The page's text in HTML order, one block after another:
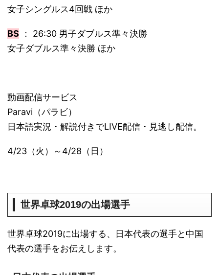
女子シングルス4回戦 ほか
BS ： 26:30 男子ダブルス準々決勝
女子ダブルス準々決勝 ほか
動画配信サービス
Paravi（パラビ）
日本語実況・解説付きでLIVE配信・見逃し配信。
4/23（火）～4/28（日）
世界卓球2019の出場選手
世界卓球2019に出場する、日本代表の選手と中国
代表の選手をお伝えします。